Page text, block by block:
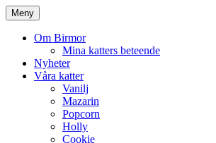
Meny
Om Birmor
Mina katters beteende
Nyheter
Våra katter
Vanilj
Mazarin
Popcorn
Holly
Cookie